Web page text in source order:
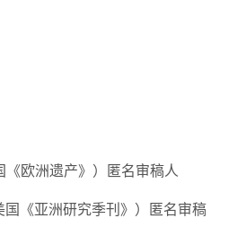
《欧洲遗产》）匿名审稿人
国《亚洲研究季刊》）匿名审稿